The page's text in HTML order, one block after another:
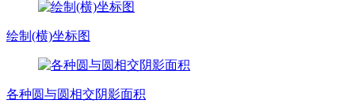
绘制(横)坐标图
各种圆与圆相交阴影面积